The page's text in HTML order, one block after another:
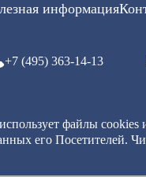
информация
+7 (495) 363-14-13
файлы cookies
его Посетителей.